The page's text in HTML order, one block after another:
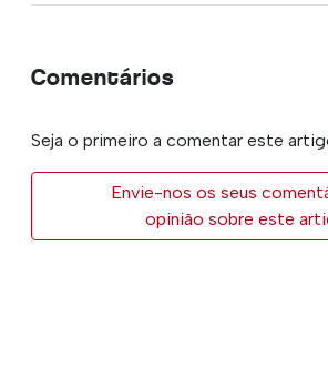
Comentários
Seja o primeiro a comentar este
Envie-nos os seus
opinião sobre este